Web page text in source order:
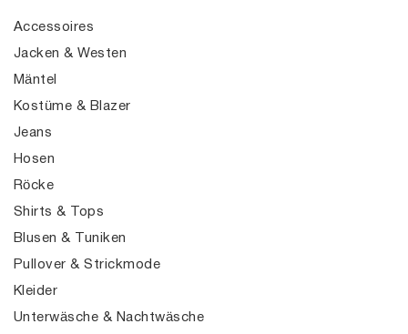
Accessoires
Jacken & Westen
Mäntel
Kostüme & Blazer
Jeans
Hosen
Röcke
Shirts & Tops
Blusen & Tuniken
Pullover & Strickmode
Kleider
Unterwäsche & Nachtwäsche